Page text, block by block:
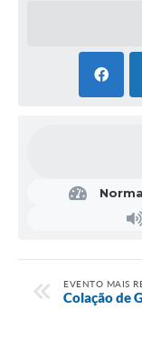
EVENTO MAIS
Colação de